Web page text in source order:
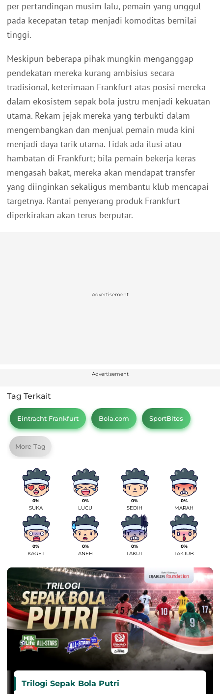
per pertandingan musim lalu, pemain yang unggul
pada kecepatan tetap menjadi komoditas bernilai
tinggi.
Meskipun beberapa pihak mungkin menganggap
pendekatan mereka kurang ambisius secara
tradisional, keterimaan Frankfurt atas posisi mereka
dalam ekosistem sepak bola justru menjadi kekuatan
utama. Rekam jejak mereka yang terbukti dalam
mengembangkan dan menjual pemain muda kini
menjadi daya tarik utama. Tidak ada ilusi atau
hambatan di Frankfurt; bila pemain bekerja keras
mengasah bakat, mereka akan mendapat transfer
yang diinginkan sekaligus membantu klub mencapai
targetnya. Rantai penyerang produk Frankfurt
diperkirakan akan terus berputar.
Advertisement
Advertisement
Tag Terkait
Eintracht Frankfurt Bola.com SportBites
More Tag
0%
SUKA
0%
LUCU
0%
SEDIH
0%
MARAH
0%
KAGET
0%
ANEH
0%
TAKUT
0%
TAKJUB
Trilogi Sepak Bola Putri